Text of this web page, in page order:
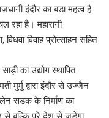
इंदौर का बडा महत्व है
रहा है। महारानी
विवाह प्रोत्साहन सहित
का उद्योग स्थापित
मुर्मु द्वारा इंदौर से उज्जैन
सडक के निर्माण का